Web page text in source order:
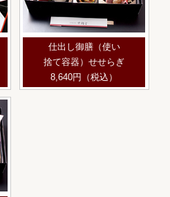
仕出し御膳（使い
捨て容器）せせらぎ
8,640円（税込）